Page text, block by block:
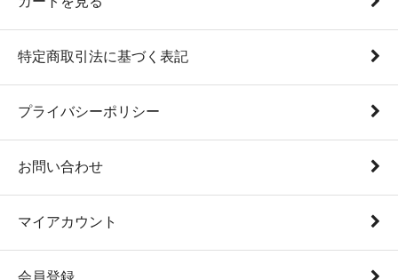
特定商取引法に基づく表記
プライバシーポリシー
お問い合わせ
マイアカウント